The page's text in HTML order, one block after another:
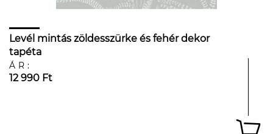
Levél mintás zöldesszürke és fehér dekor
tapéta
ÁR:
12 990 Ft